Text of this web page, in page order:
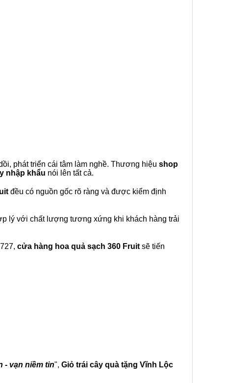
phát triển cái tâm làm nghề. Thương hiệu shop
nhập khẩu nói lên tất cả.
đều có nguồn gốc rõ ràng và được kiểm định
lý với chất lượng tương xứng khi khách hàng trải
cửa hàng hoa quả sạch 360 Fruit sẽ tiến
- vạn niềm tin", Giỏ trái cây quà tặng Vĩnh Lộc